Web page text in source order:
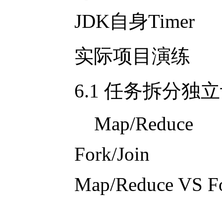
JDK自身Timer
实际项目演练
6.1 任务拆分独立
Map/Reduce
Fork/Join
Map/Reduce VS